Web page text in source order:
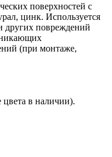
поверхностей с
цинк. Используется
других повреждений
(при монтаже,
в наличии).